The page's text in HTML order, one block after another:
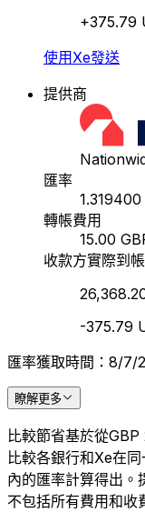
+375.79
使用Xe發送
提供商
匯率
1.319400
轉帳費用
15.00
收款方實際到帳
-375.79
匯率獲取時間：8/7/
瞭解更多
比較節省基於從
比較各銀行和Xe在
內的匯率計算得出。
不包括所有費用和收